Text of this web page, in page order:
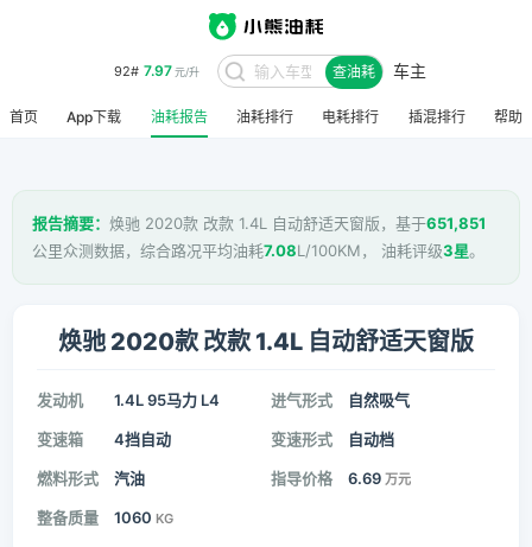
92# 7.97元/升 查油耗 车主
首页 App下载 油耗报告 油耗排行 电耗排行 插混排行 帮助
报告摘要： 焕驰 2020款 改款 1.4L 自动舒适天窗版，基于651,851
公里众测数据，综合路况平均油耗7.08L/100KM， 油耗评级3星。
焕驰 2020款 改款 1.4L 自动舒适天窗版
发动机 1.4L 95马力 L4 进气形式 自然吸气
变速箱 4挡自动 变速形式 自动档
燃料形式 汽油 指导价格 6.69 万元
整备质量 1060 KG